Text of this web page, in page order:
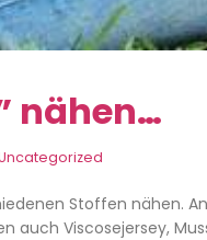
nähen…
Stoffen nähen.
auch Viscosejersey,